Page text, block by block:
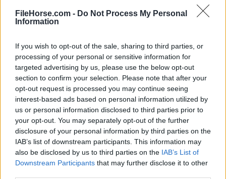
FileHorse.com - Do Not Process My Personal
Information
If you wish to opt-out of the sale, sharing to third parties, or
processing of your personal or sensitive information for
targeted advertising by us, please use the below opt-out
section to confirm your selection. Please note that after your
opt-out request is processed you may continue seeing
interest-based ads based on personal information utilized by
us or personal information disclosed to third parties prior to
your opt-out. You may separately opt-out of the further
disclosure of your personal information by third parties on the
IAB’s list of downstream participants. This information may
also be disclosed by us to third parties on the IAB’s List of
Downstream Participants that may further disclose it to other
reciente de Maxo leer nuestra reseña, simplemente
hazclic aquí.
Todas las versiones antiguas distribuidas en nuestro
sitio web son completamente libres de virus y están
disponibles para su descarga sin costo alguno.
Nos encantaría saber de ti
Si tienes alguna pregunta o idea que desees compartir